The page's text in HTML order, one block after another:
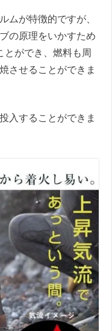
ムが特徴的ですが、
の原理をいかすため
とができ、燃料も周
させることができま
入することができま